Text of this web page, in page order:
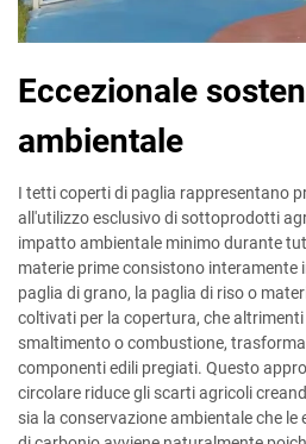
Eccezionale
ambientale
I tetti coperti di paglia rappresentano
all'utilizzo esclusivo di sottoprodotti
impatto ambientale minimo durante
materie prime consistono interamente
paglia di grano, la paglia di riso o
coltivati per la copertura, che
smaltimento o combustione,
componenti edili pregiati. Questo
circolare riduce gli scarti agricoli
sia la conservazione ambientale che